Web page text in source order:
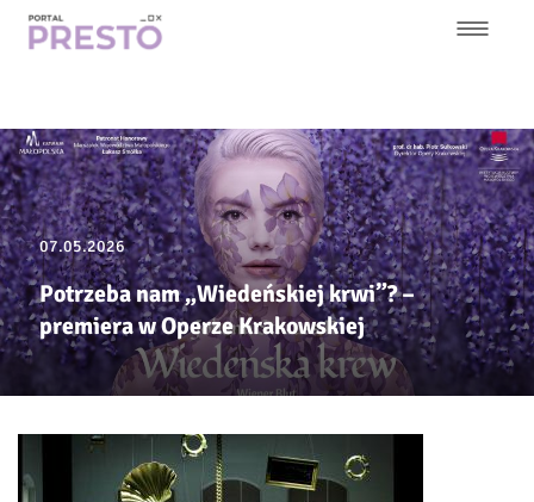
Przejdź
nawigacja
07.05.2026
Potrzeba nam „Wiedeńskiej krwi”? –
premiera w Operze Krakowskiej